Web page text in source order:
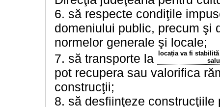
6. să respecte condiţile
domeniului public, precum şi
normelor generale şi locale;
7. să transporte la
locația va fi
pot recupera sau valorifica
construcţii;
8. să desfiinţeze